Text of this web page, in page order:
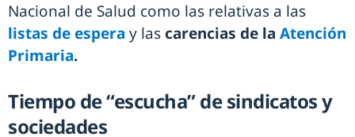
Nacional de Salud como las relativas a las
listas de espera y las carencias de la Atención
Primaria.
Tiempo de “escucha” de sindicatos y
sociedades